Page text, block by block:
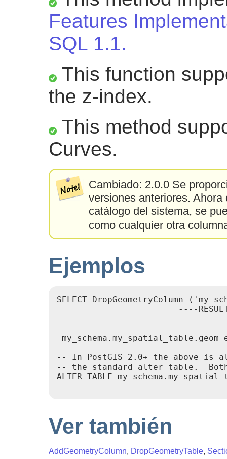
Features
SQL 1.1.
This function
the z-index.
This method
Curves.
Cambiado: 2.0.0 Se
versiones anteriores.
catálogo del sistema, se
como cualquier otra
Ejemplos
SELECT DropGeometryColumn
----
-- In PostGIS 2.0+ the above is
-- the standard alter table.  Both
ALTER TABLE
Ver también
AddGeometryColumn, DropGeometryTable,